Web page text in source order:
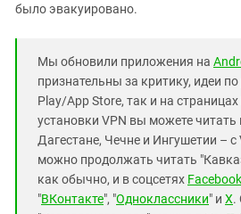
было эвакуировано.
Мы обновили приложения на
признательны за критику, идеи
Play/App Store, так и на
установки VPN вы можете читать
Дагестане, Чечне и Ингушетии – с
можно продолжать читать
как обычно, и в соцсетях Facebook
"ВКонтакте", "Одноклассники" и X.